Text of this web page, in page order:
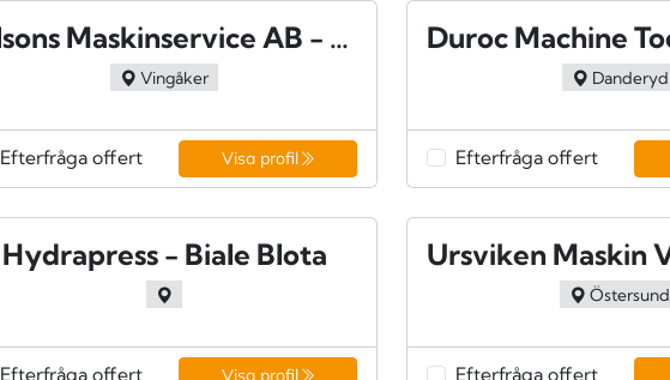
Olsons Maskinservice AB - Vingåker
Vingåker
Efterfråga offert Visa profil
Danderyd
Efterfråga offert
Hydrapress - Biale Blota
Efterfråga offert
Östersund
Efterfråga offert